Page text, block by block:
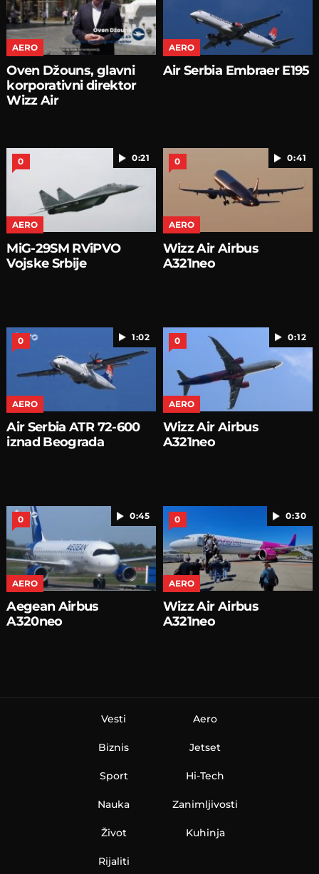
AERO
Oven Džouns, glavni
korporativni direktor
Wizz Air
AERO
Air Serbia Embraer E195
0:21
0
AERO
MiG-29SM RViPVO
Vojske Srbije
0:41
0
AERO
Wizz Air Airbus
A321neo
1:02
0
AERO
Air Serbia ATR 72-600
iznad Beograda
0:12
0
AERO
Wizz Air Airbus
A321neo
0:45
0
AERO
Aegean Airbus
A320neo
0:30
0
AERO
Wizz Air Airbus
A321neo
Vesti
Biznis
Sport
Nauka
Aero
Jetset
Hi-Tech
Zanimljivosti
Život Kuhinja
Rijaliti